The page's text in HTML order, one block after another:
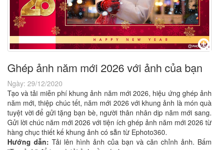
Ghép ảnh năm mới 2026 với ảnh của bạn
Ngày: 29/12/2020
Tạo và tải miễn phí khung ảnh năm mới 2026, hiệu ứng ghép ảnh
năm mới, thiệp chúc tết, năm mới 2026 với khung ảnh là món quà
tuyệt vời để gửi tặng bạn bè, người thân nhân dịp năm mới sang.
Gửi lời chúc năm mới 2026 với tiện ích ghép ảnh năm mới 2026 từ
hàng chục thiết kế khung ảnh có sẵn từ Ephoto360.
Hướng dẫn: Tải lên hình ảnh của bạn và căn chỉnh ảnh. Bấm